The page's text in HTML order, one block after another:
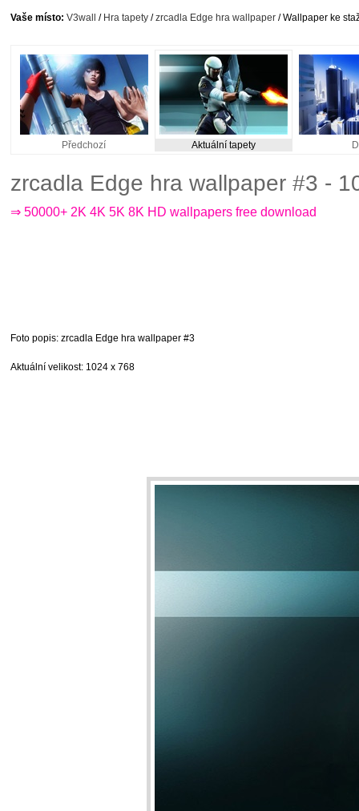
Vaše místo: V3wall / Hra tapety /zrcadla Edge hra wallpaper / Wallpaper ke
Předchozí Aktuální tapety
zrcadla Edge hra wallpaper #3 -
⇒ 50000+ 2K 4K 5K 8K HD wallpapers free download
Foto popis: zrcadla Edge hra wallpaper #3
Aktuální velikost: 1024 x 768